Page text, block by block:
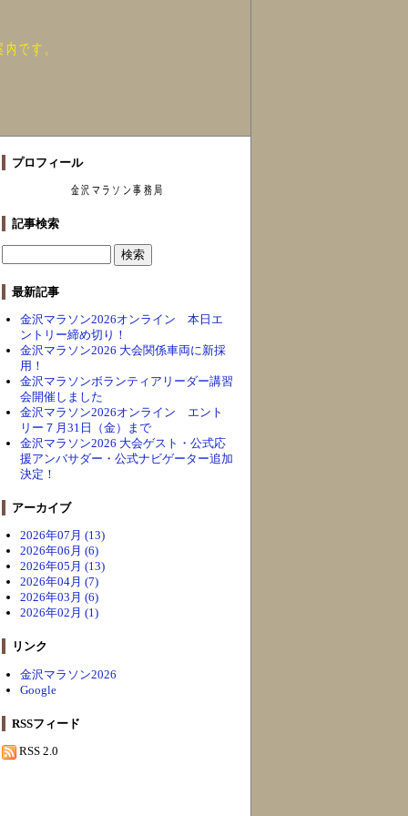
です。
プロフィール
金沢マラソン事務局
記事検索
最新記事
金沢マラソン2026オンライン 本日エ
ントリー締め切り！
金沢マラソン2026 大会関係車両に新採
用！
金沢マラソンボランティアリーダー講習
会開催しました
金沢マラソン2026オンライン エント
リー７月31日（金）まで
金沢マラソン2026 大会ゲスト・公式応
援アンバサダー・公式ナビゲーター追加
決定！
アーカイブ
2026年07月 (13)
2026年06月 (6)
2026年05月 (13)
2026年04月 (7)
2026年03月 (6)
2026年02月 (1)
リンク
金沢マラソン2026
Google
RSSフィード
RSS 2.0